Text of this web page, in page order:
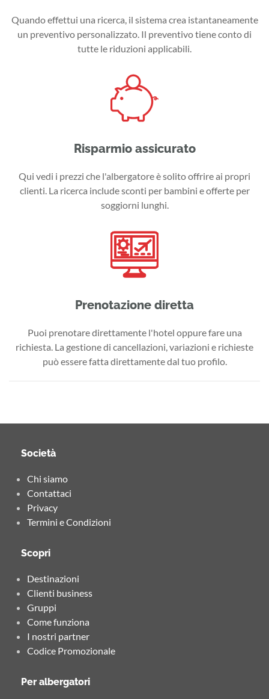
Quando effettui una ricerca, il sistema crea istantaneamente
un preventivo personalizzato. Il preventivo tiene conto di
tutte le riduzioni applicabili.
Risparmio assicurato
Qui vedi i prezzi che l'albergatore è solito offrire ai propri
clienti. La ricerca include sconti per bambini e offerte per
soggiorni lunghi.
Prenotazione diretta
Puoi prenotare direttamente l'hotel oppure fare una
richiesta. La gestione di cancellazioni, variazioni e richieste
può essere fatta direttamente dal tuo profilo.
Società
Chi siamo
Contattaci
Privacy
Termini e Condizioni
Scopri
Destinazioni
Clienti business
Gruppi
Come funziona
I nostri partner
Codice Promozionale
Per albergatori